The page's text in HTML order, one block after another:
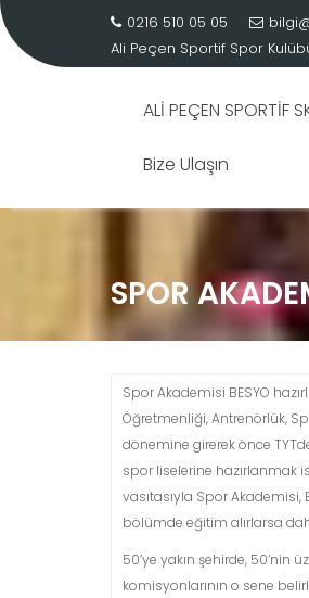
0216 510 05 05
Ali Peçen Sportif Spor
ALİ PEÇEN, FENERBAHÇE
SPOR
Spor Akademisi BESYO
Öğretmenliği, Antrenörlük,
dönemine girerek önce
spor liselerine hazırlanmak
vasıtasıyla Spor Akademisi,
bölümde eğitim alırlarsa
50’ye yakın şehirde, 50’nin
komisyonlarının o sene